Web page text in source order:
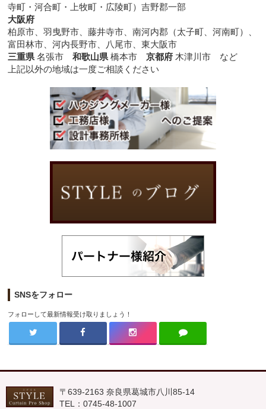
寺町・河合町・上牧町・広陵町）吉野郡一部
大阪府
柏原市、羽曳野市、藤井寺市、南河内郡（太子町、河南町）、
富田林市、河内長野市、八尾市、東大阪市
三重県 名張市和歌山県 橋本市京都府 木津川市 など
上記以外の地域は一度ご相談ください
SNSをフォロー
フォローして最新情報受け取りましょう！
〒639-2163 奈良県葛城市八川85-14
TEL：0745-48-1007